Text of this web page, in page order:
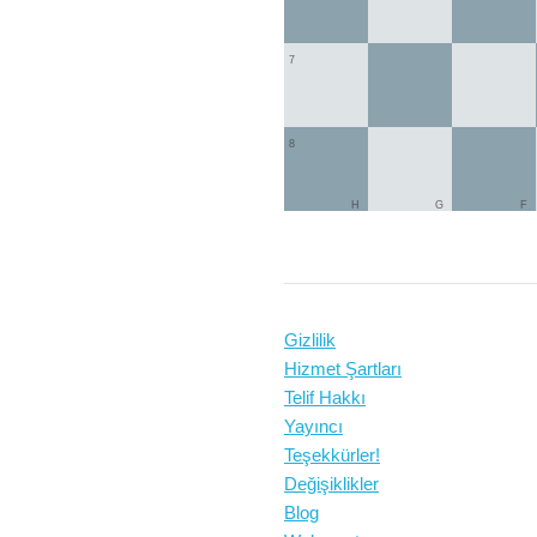
7
8
F
G
H
Gizlilik
Hizmet Şartları
Telif Hakkı
Yayıncı
Teşekkürler!
Değişiklikler
Blog